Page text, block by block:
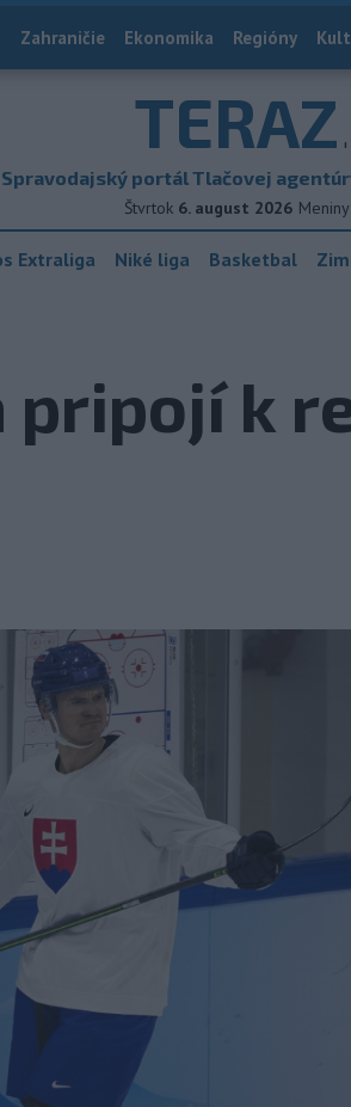
Zahraničie Ekonomika Regióny
TERAZ
Spravodajský portál Tlačovej
Štvrtok 6. august 2026
Extraliga Niké liga Basketbal
pripojí k